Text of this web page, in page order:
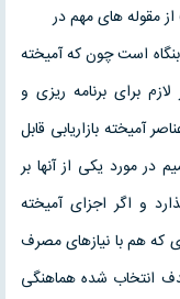
مقوله های مهم در
بنگاه است چون که آمیخته
لازم برای برنامه ریزی و
آمیخته بازاریابی قابل
در مورد یکی از آنها بر
و اگر اجزای آمیخته
که هم با نیازهای مصرف
انتخاب شده هماهنگی